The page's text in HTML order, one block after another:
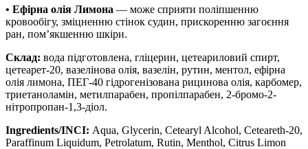
• Ефірна олія Лимона — може сприяти поліпшенню
кровообігу, зміцненню стінок судин, прискоренню загоєння
ран, пом’якшенню шкіри.
Склад: вода підготовлена, гліцерин, цетеариловий спирт,
цетеарет-20, вазелінова олія, вазелін, рутин, ментол, ефірна
олія лимона, ПЕГ-40 гідрогенізована рицинова олія, карбомер,
триетаноламін, метилпарабен, пропілпарабен, 2-бромо-2-
нітропропан-1,3-діол.
Ingredients/INCI: Aqua, Glycerin, Cetearyl Alcohol, Ceteareth-20,
Paraffinum Liquidum, Petrolatum, Rutin, Menthol, Citrus Limon